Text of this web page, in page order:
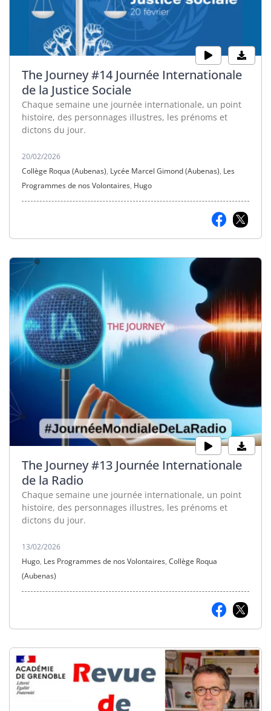
The Journey #14 Journée Internationale
de la Justice Sociale
Chaque semaine une journée internationale, un point
histoire, des personnages illustres, les prénoms et
dictons du jour.
20/02/2026
Collège Roqua (Aubenas), Lycée Marcel Gimond (Aubenas), Les
Programmes de nos Volontaires, Hugo
The Journey #13 Journée Internationale
de la Radio
Chaque semaine une journée internationale, un point
histoire, des personnages illustres, les prénoms et
dictons du jour.
13/02/2026
Hugo, Les Programmes de nos Volontaires, Collège Roqua
(Aubenas)